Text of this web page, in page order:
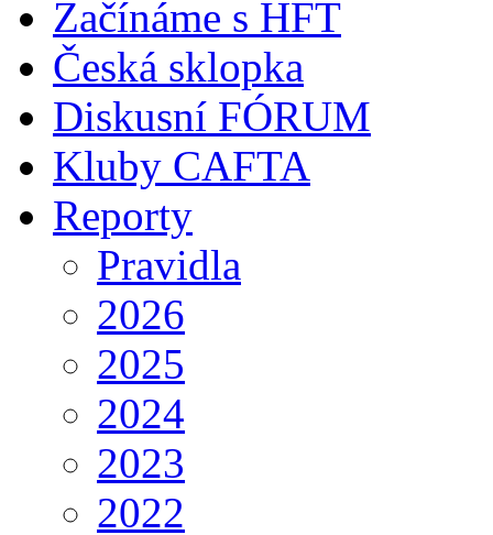
Začínáme s HFT
Česká sklopka
Diskusní FÓRUM
Kluby CAFTA
Reporty
Pravidla
2026
2025
2024
2023
2022